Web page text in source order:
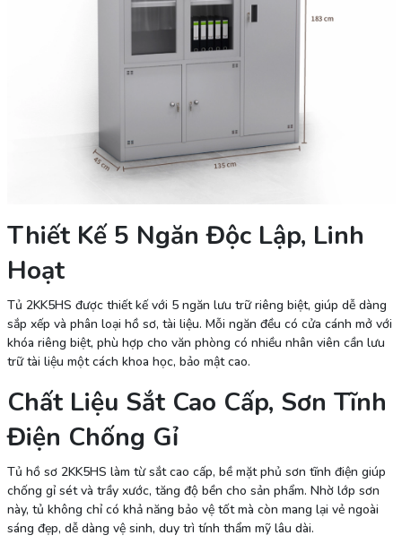
Thiết Kế 5 Ngăn Độc Lập, Linh
Hoạt
Tủ 2KK5HS được thiết kế với 5 ngăn lưu trữ riêng biệt, giúp dễ dàng
sắp xếp và phân loại hồ sơ, tài liệu. Mỗi ngăn đều có cửa cánh mở với
khóa riêng biệt, phù hợp cho văn phòng có nhiều nhân viên cần lưu
trữ tài liệu một cách khoa học, bảo mật cao.
Chất Liệu Sắt Cao Cấp, Sơn Tĩnh
Điện Chống Gỉ
Tủ hồ sơ 2KK5HS làm từ sắt cao cấp, bề mặt phủ sơn tĩnh điện giúp
chống gỉ sét và trầy xước, tăng độ bền cho sản phẩm. Nhờ lớp sơn
này, tủ không chỉ có khả năng bảo vệ tốt mà còn mang lại vẻ ngoài
sáng đẹp, dễ dàng vệ sinh, duy trì tính thẩm mỹ lâu dài.